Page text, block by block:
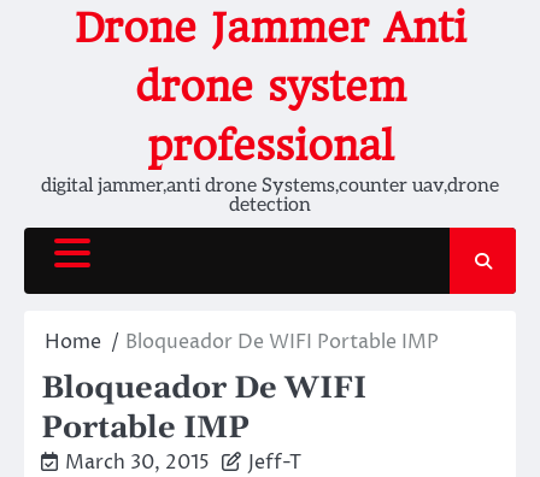
Drone Jammer Anti
drone system
professional
digital jammer,anti drone Systems,counter uav,drone
detection
Home Bloqueador De WIFI Portable IMP
Bloqueador De WIFI
Portable IMP
March 30, 2015 Jeff-T